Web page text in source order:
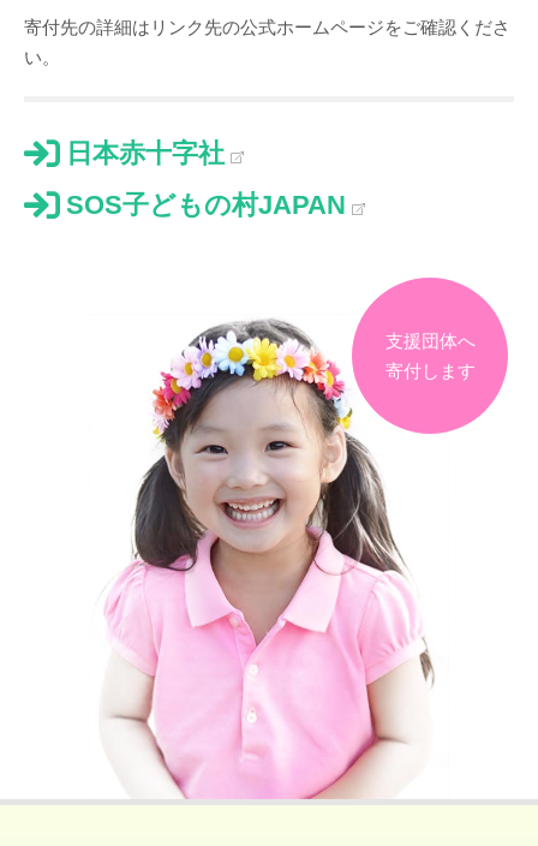
寄付先の詳細はリンク先の公式ホームページをご確認くださ
い。
日本赤十字社
SOS子どもの村JAPAN
支援団体へ
寄付します